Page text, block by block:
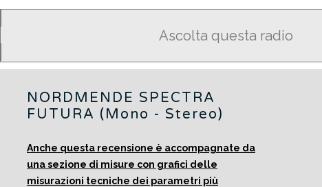
Ascolta questa radio
NORDMENDE SPECTRA
FUTURA (Mono - Stereo)
Anche questa recensione è accompagnate da
una sezione di misure con grafici delle
misurazioni tecniche dei parametri più